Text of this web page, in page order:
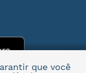
que você